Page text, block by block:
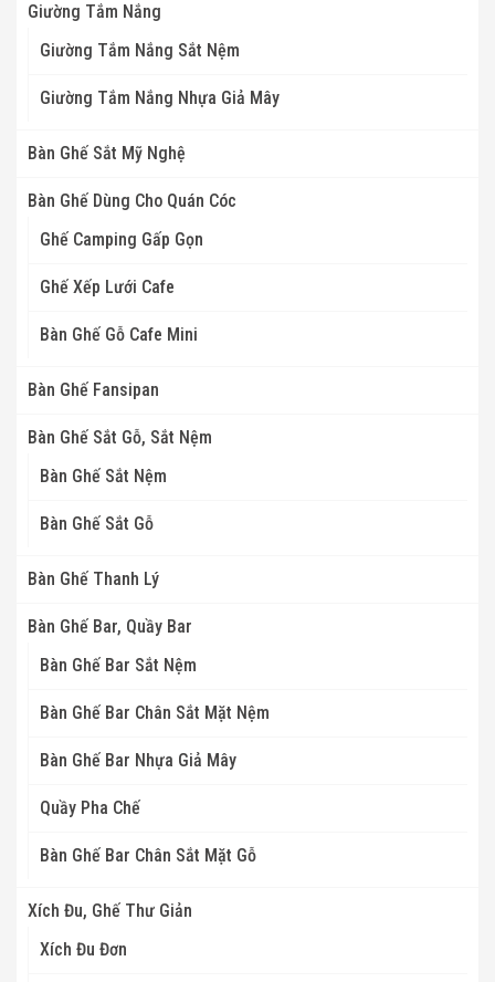
Giường Tắm Nắng
Giường Tắm Nắng Sắt Nệm
Giường Tắm Nắng Nhựa Giả Mây
Bàn Ghế Sắt Mỹ Nghệ
Bàn Ghế Dùng Cho Quán Cóc
Ghế Camping Gấp Gọn
Ghế Xếp Lưới Cafe
Bàn Ghế Gỗ Cafe Mini
Bàn Ghế Fansipan
Bàn Ghế Sắt Gỗ, Sắt Nệm
Bàn Ghế Sắt Nệm
Bàn Ghế Sắt Gỗ
Bàn Ghế Thanh Lý
Bàn Ghế Bar, Quầy Bar
Bàn Ghế Bar Sắt Nệm
Bàn Ghế Bar Chân Sắt Mặt Nệm
Bàn Ghế Bar Nhựa Giả Mây
Quầy Pha Chế
Bàn Ghế Bar Chân Sắt Mặt Gỗ
Xích Đu, Ghế Thư Giản
Xích Đu Đơn